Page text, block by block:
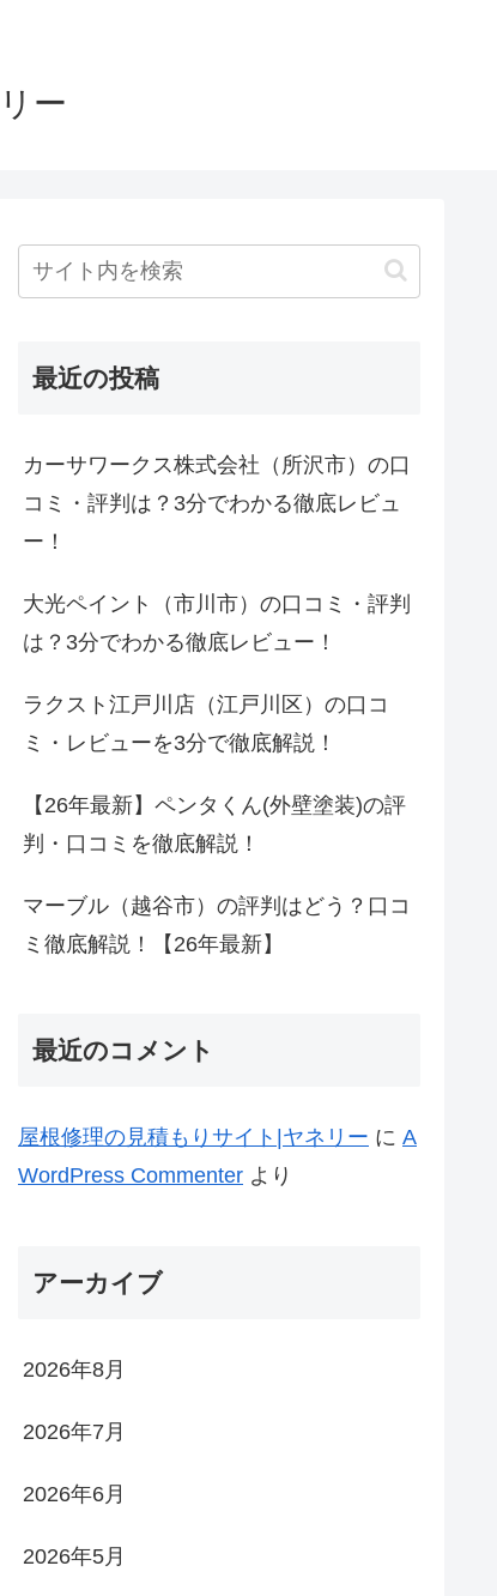
ー
最近の投稿
カーサワークス株式会社（所沢市）の口
コミ・評判は？3分でわかる徹底レビュ
ー！
大光ペイント（市川市）の口コミ・評判
は？3分でわかる徹底レビュー！
ラクスト江戸川店（江戸川区）の口コ
ミ・レビューを3分で徹底解説！
【26年最新】ペンタくん(外壁塗装)の評
判・口コミを徹底解説！
マーブル（越谷市）の評判はどう？口コ
ミ徹底解説！【26年最新】
最近のコメント
屋根修理の見積もりサイト|ヤネリー に A
WordPress Commenter より
アーカイブ
2026年8月
2026年7月
2026年6月
2026年5月